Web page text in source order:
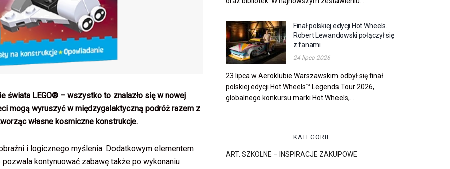
świata LEGO® – wszystko to znalazło się w nowej
mogą wyruszyć w międzygalaktyczną podróż razem z
własne kosmiczne konstrukcje.
i logicznego myślenia. Dodatkowym elementem
kontynuować zabawę także po wykonaniu
Finał polskiej edycji Hot Wheels.
Robert Lewandowski połączył się
z fanami
24 lipca 2026
23 lipca w Aeroklubie Warszawskim odbył się finał
polskiej edycji Hot Wheels™ Legends Tour 2026,
globalnego konkursu marki Hot Wheels,...
KATEGORIE
ART. SZKOLNE – INSPIRACJE ZAKUPOWE